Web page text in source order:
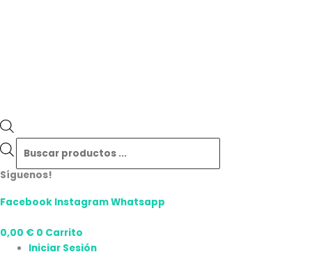
Síguenos!
Facebook InstagramWhatsapp
0,00 € 0 Carrito
Iniciar Sesión